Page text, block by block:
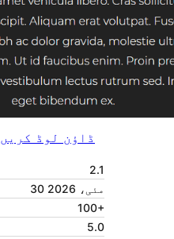
ڈاؤن لوڈ کریں
2.1
30 مئی، 2026
100+
5.0